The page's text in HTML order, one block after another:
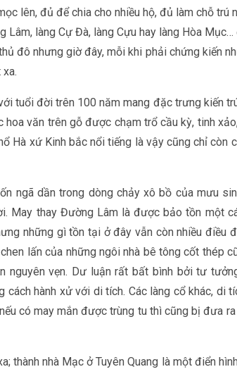
lên, đủ để chia cho nhiều hộ, đủ làm chỗ trú
làng Cự Đà, làng Cựu hay làng Hòa Mục…
đô nhưng giờ đây, mỗi khi phải chứng kiến
tuổi đời trên 100 năm mang đặc trưng kiến
hoa văn trên gỗ được chạm trổ cầu kỳ, tinh
Hà xứ Kinh bắc nổi tiếng là vậy cũng chỉ còn
ngã dần trong dòng chảy xô bồ của mưu
May thay Đường Lâm là được bảo tồn một
những gì tồn tại ở đây vẫn còn nhiều điều
lấn của những ngôi nhà bê tông cốt thép
nguyên vẹn. Dư luận rất bất bình bởi tư
hành xử với di tích. Các làng cổ khác, di
có may mắn được trùng tu thì cũng bị đưa
thành nhà Mạc ở Tuyên Quang là một điển